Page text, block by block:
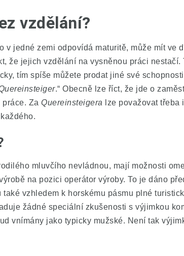
vzdělání?
jedné zemi odpovídá maturitě, může mít ve
že jejich vzdělání na vysněnou práci nestačí.
tím spíše můžete prodat jiné své
.“ Obecně lze říct, že jde o
práce. ZaQuereinsteigera lze považovat třeba
mluvčího nevládnou, mají možnosti
na pozici operátor výroby. To je dáno
vzhledem k horskému pásmu plné
žádné speciální zkušenosti s výjimkou
vnímány jako typicky mužské. Není tak